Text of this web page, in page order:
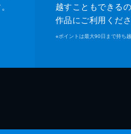
越すこともできる
作品にご利用くださ
※ポイントは最大90日まで持ち越